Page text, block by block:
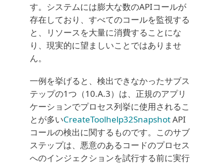
す。システムには膨大な数のAPIコールが
存在しており、すべてのコールを監視する
と、リソースを大量に消費することにな
り、現実的に望ましいことではありませ
ん。
一例を挙げると、検出できなかったサブス
テップの1つ（10.A.3）は、正規のアプリ
ケーションでプロセス列挙に使用されるこ
とが多いCreateToolhelp32SnapshotAPI
コールの検出に関するものです。このサブ
ステップは、悪意のあるコードのプロセス
へのインジェクションを試行する前に実行